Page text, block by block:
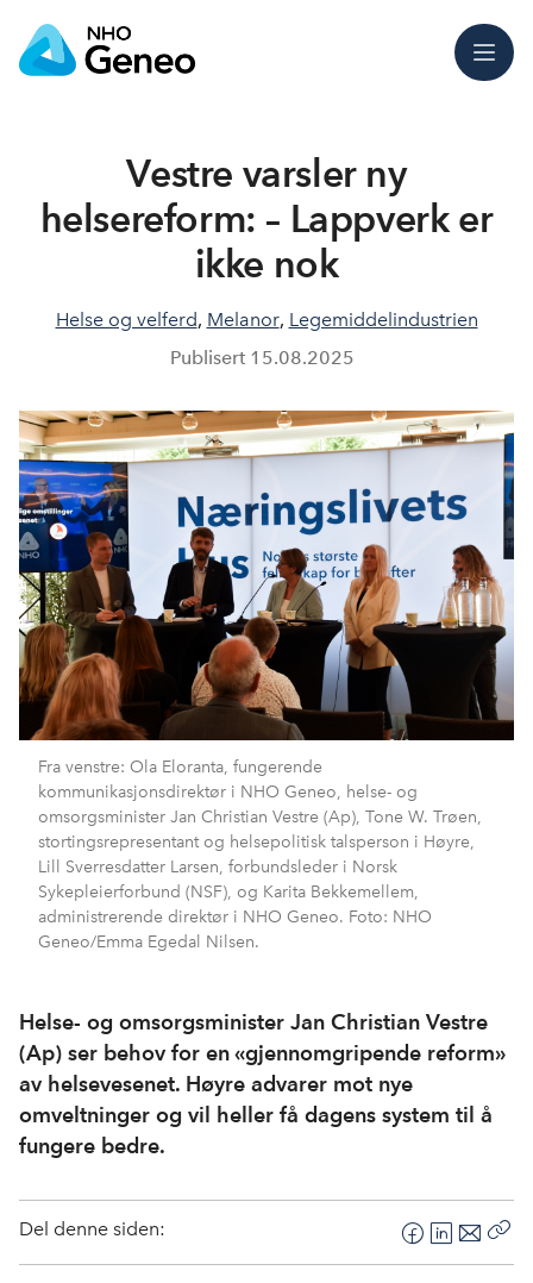
Meny
Vestre varsler ny
helsereform: – Lappverk er
ikke nok
Helse og velferd, Melanor, Legemiddelindustrien
Publisert 15.08.2025
Fra venstre: Ola Eloranta, fungerende
kommunikasjonsdirektør i NHO Geneo, helse- og
omsorgsminister Jan Christian Vestre (Ap), Tone W. Trøen,
stortingsrepresentant og helsepolitisk talsperson i Høyre,
Lill Sverresdatter Larsen, forbundsleder i Norsk
Sykepleierforbund (NSF), og Karita Bekkemellem,
administrerende direktør i NHO Geneo. Foto: NHO
Geneo/Emma Egedal Nilsen.
Helse- og omsorgsminister Jan Christian Vestre
(Ap) ser behov for en «gjennomgripende reform»
av helsevesenet. Høyre advarer mot nye
omveltninger og vil heller få dagens system til å
fungere bedre.
Del denne siden:
F
L
E